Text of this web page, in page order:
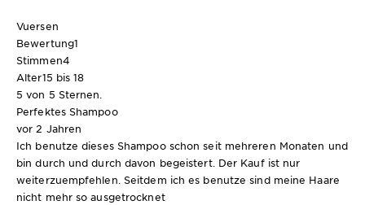
Vuersen
Bewertung1
Stimmen4
Alter15 bis 18
5 von 5 Sternen.
Perfektes Shampoo
vor 2 Jahren
Ich benutze dieses Shampoo schon seit mehreren Monaten und
bin durch und durch davon begeistert. Der Kauf ist nur
weiterzuempfehlen. Seitdem ich es benutze sind meine Haare
nicht mehr so ausgetrocknet